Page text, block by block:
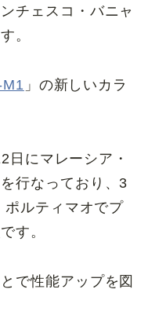
チェスコ・バニャ
。
」の新しいカラ
日にマレーシア・
行なっており、3
ポルティマオでプ
す。
で性能アップを図